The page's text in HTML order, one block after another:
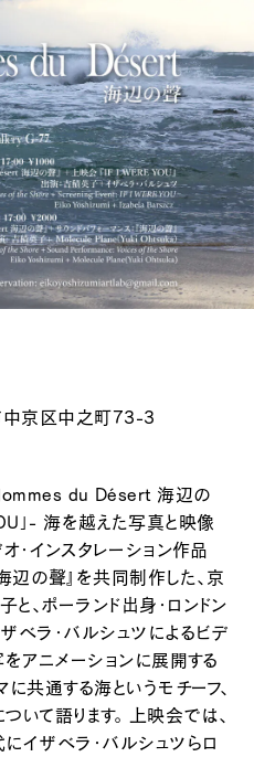
京区中之町73-3
du Désert 海辺の
」- 海を越えた写真と映像
・インスタレーション作品
の聲』を共同制作した、京
、ポーランド出身・ロンドン
ベラ・バルシュツによるビデ
アニメーションに展開する
共通する海というモチーフ、
いて語ります。 上映会では、
イザベラ・バルシュツらロ